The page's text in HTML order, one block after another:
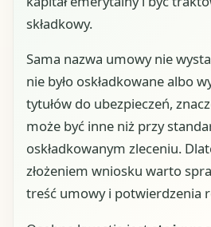
składkowy.
Sama nazwa umowy nie
nie było oskładkowane albo
tytułów do ubezpieczeń,
może być inne niż przy
oskładkowanym zleceniu.
złożeniem wniosku warto
treść umowy i potwierdzenia